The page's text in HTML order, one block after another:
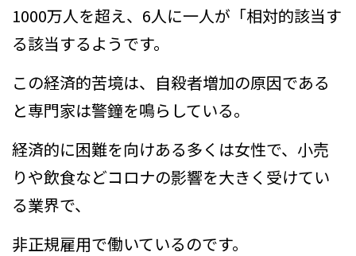
1000万人を超え、6人に一人が「相対的該当す
る該当するようです。
この経済的苦境は、自殺者増加の原因である
と専門家は警鐘を鳴らしている。
経済的に困難を向けある多くは女性で、小売
りや飲食などコロナの影響を大きく受けてい
る業界で、
非正規雇用で働いているのです。